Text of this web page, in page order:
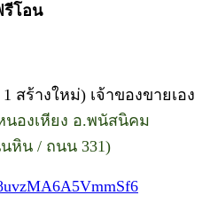
รีโอน
สร้างใหม่) เจ้าของขายเอง
นองเหียง อ.พนัสนิคม
หิน / ถนน 331)